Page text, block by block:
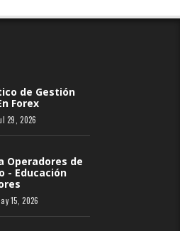
de Gestión
Forex
29, 2026
Operadores de
- Educación
15, 2026